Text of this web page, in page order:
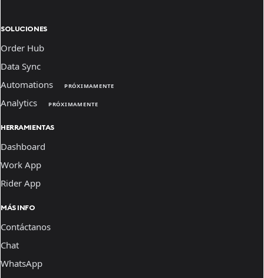
SOLUCIONES
Order Hub
Data Sync
Automations
PRÓXIMAMENTE
Analytics PRÓXIMAMENTE
HERRAMIENTAS
Dashboard
Work App
Rider App
MÁS INFO
Contáctanos
Chat
WhatsApp